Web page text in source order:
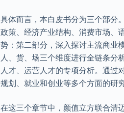
具体而言，本白皮书分为三个部分
政策、经济产业结构、消费市场、
势：第二部分，深入探讨主流商业
人、货、场三个维度进行全链条分
人才、运营人才的专项分析。通过
规划、就业和创业等多个方面的研
在这三个章节中，颜值立方联合清